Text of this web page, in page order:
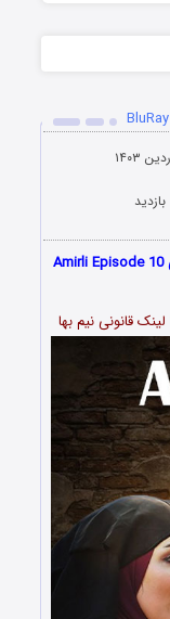
دانلود قسمت دهم سریال آمرلی با کیفیت عالی Amirli Episode 10